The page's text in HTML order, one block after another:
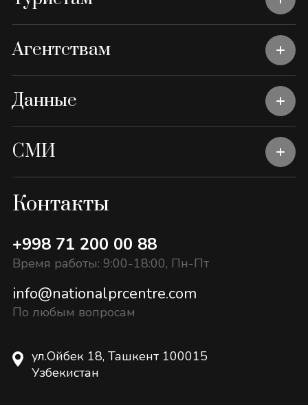
Агентствам
Данные
СМИ
Контакты
+998 71 200 00 88
Время работы: 9:00-18:00, Пн-Пт
info@nationalprcentre.com
По любым вопросам
ул.Ойбек 18, Ташкент 100015
Узбекистан